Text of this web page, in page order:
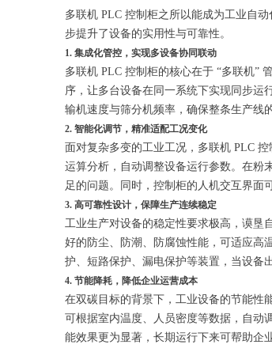
多联机 PLC 控制柜之所以能成为工业自
步提升了设备的实用性与可靠性。
1. 集成化管控，实现多设备协同联动
多联机 PLC 控制柜的核心在于 “多联机”
序，让多台设备在同一系统下实现同步运
输机速度与筛分机频率，确保整条生产线
2. 智能化调节，精准适配工况变化
面对复杂多变的工业工况，多联机 PLC
运算分析，自动调整设备运行参数。在粉
足的问题。同时，控制柜的人机交互界面
3. 高可靠性设计，保障生产连续稳定
工业生产对设备的稳定性要求极高，谟垦
好的防尘、防潮、防腐蚀性能，可适应高
护、短路保护、漏电保护等装置，当设备
4. 节能降耗，降低企业运营成本
在双碳目标的背景下，工业设备的节能性
可根据室内温度、人员密度等数据，自动
能效果更为显著，长期运行下来可帮助企